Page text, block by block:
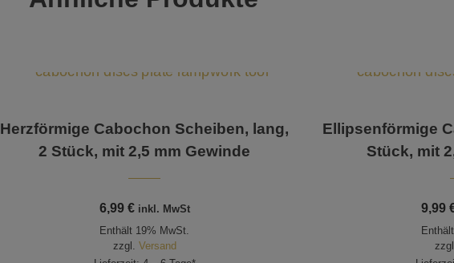
Herzförmige Cabochon Scheiben, lang,
2 Stück, mit 2,5 mm Gewinde
6,99 € inkl. MwSt
Enthält 19% MwSt.
zzgl. Versand
Ellipsenförmige
Stück, mit
9,99